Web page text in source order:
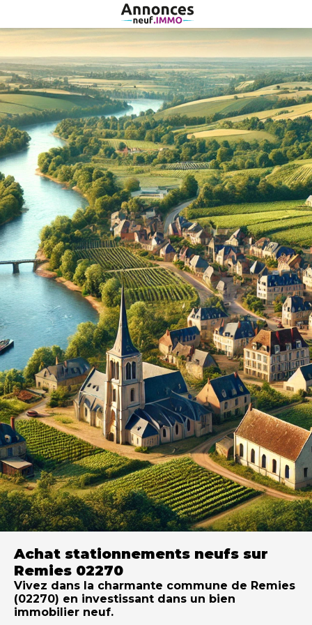
Achat stationnements neufs sur
Remies 02270
Vivez dans la charmante commune de Remies
(02270) en investissant dans un bien
immobilier neuf.